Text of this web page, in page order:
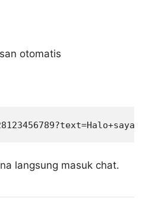
otomatis
langsung masuk chat.